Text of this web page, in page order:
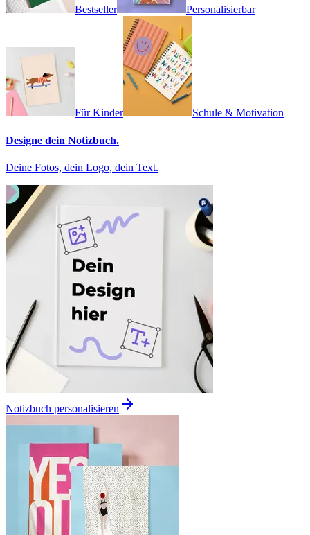
Bestseller Personalisierbar
Für Kinder Schule & Motivation
Designe dein Notizbuch.
Deine Fotos, dein Logo, dein Text.
Notizbuch personalisieren